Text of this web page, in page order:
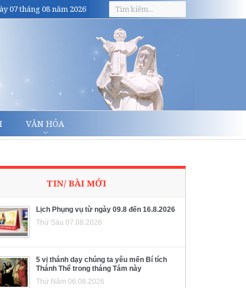
07 tháng 08 năm 2026
VĂN HÓA
TIN/ BÀI MỚI
Lịch Phụng vụ từ ngày 09.8 đến 16.8.2026
Thứ Sáu 07.08.2026
5 vị thánh dạy chúng ta yêu mến Bí tích
Thánh Thể trong tháng Tám này
Thứ Năm 06.08.2026